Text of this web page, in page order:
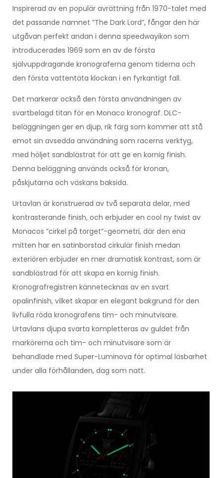
Inspirerad av en populär avrättning från 1970-talet med
det passande namnet ”The Dark Lord”, fångar den här
utgåvan perfekt andan i denna speedwayikon som
introducerades 1969 som en av de första
självuppdragande kronograferna genom tiderna och
den första vattentäta klockan i en fyrkantigt fall.
Det markerar också den första användningen av
svartbelagd titan för en Monaco kronograf. DLC-
beläggningen ger en djup, rik färg som kommer att stå
emot sin avsedda användning som racerns verktyg,
med höljet sandblästrat för att ge en kornig finish.
Denna beläggning används också för kronan,
påskjutarna och väskans baksida.
Urtavlan är konstruerad av två separata delar, med
kontrasterande finish, och erbjuder en cool ny twist av
Monacos ”cirkel på torget”-geometri, där den ena
mitten har en satinborstad cirkulär finish medan
exteriören erbjuder en mer dramatisk kontrast, som är
sandblästrad för att skapa en kornig finish.
Kronografregistren kännetecknas av en svart
opalinfinish, vilket skapar en elegant bakgrund för den
livfulla röda kronografens tim- och minutvisare.
Urtavlans djupa svarta kompletteras av guldet från
markörerna och tim- och minutvisare som är
behandlade med Super-Luminova för optimal läsbarhet
under alla förhållanden, dag som natt.